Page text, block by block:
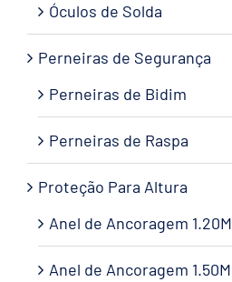
Óculos de Solda
Perneiras de Segurança
Perneiras de Bidim
Perneiras de Raspa
Proteção Para Altura
Anel de Ancoragem 1.20M
Anel de Ancoragem 1.50M